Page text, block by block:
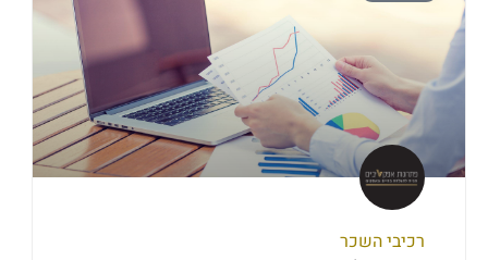
רכיבי השכר